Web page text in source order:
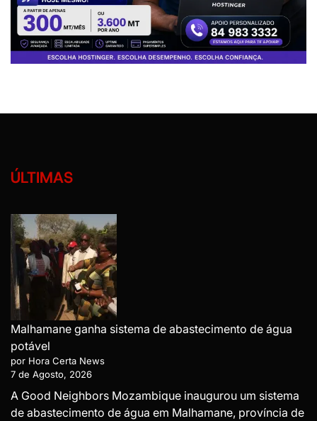
ÚLTIMAS
Malhamane ganha sistema de abastecimento de água
potável
por Hora Certa News
7 de Agosto, 2026
A Good Neighbors Mozambique inaugurou um sistema
de abastecimento de água em Malhamane, província de